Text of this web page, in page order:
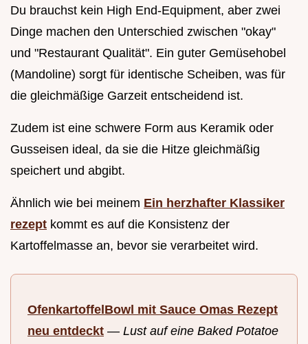
Du brauchst kein High End-Equipment, aber zwei
Dinge machen den Unterschied zwischen "okay"
und "Restaurant Qualität". Ein guter Gemüsehobel
(Mandoline) sorgt für identische Scheiben, was für
die gleichmäßige Garzeit entscheidend ist.
Zudem ist eine schwere Form aus Keramik oder
Gusseisen ideal, da sie die Hitze gleichmäßig
speichert und abgibt.
Ähnlich wie bei meinem Ein herzhafter Klassiker
rezept kommt es auf die Konsistenz der
Kartoffelmasse an, bevor sie verarbeitet wird.
OfenkartoffelBowl mit Sauce Omas Rezept
neu entdeckt — Lust auf eine Baked Potatoe